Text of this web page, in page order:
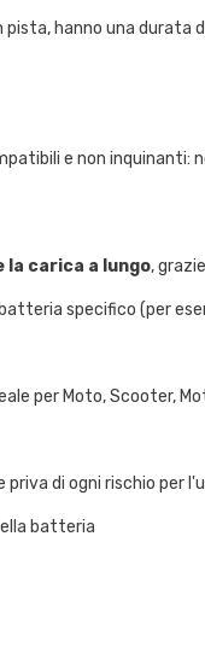
hanno una
e non inquinanti:
la carica a lungo,
specifico (per
per Moto, Scooter,
priva di ogni rischio per
batteria